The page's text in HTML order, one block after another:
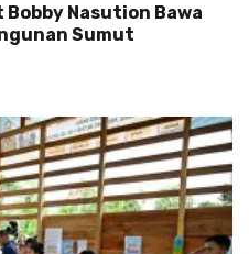
Bobby Nasution Bawa
Sumut